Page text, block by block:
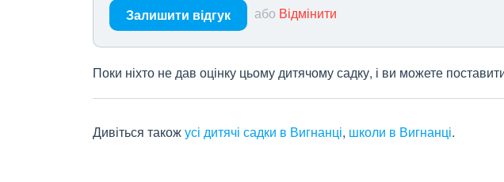
Залишити відгук або Відмінити
Поки ніхто не дав оцінку цьому дитячому садку, і ви можете
Дивіться такожусі дитячі садки в Вигнанці, школи в Вигнанці.